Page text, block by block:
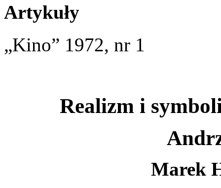
Artykuły
„Kino” 1972, nr 1
Realizm i
Marek